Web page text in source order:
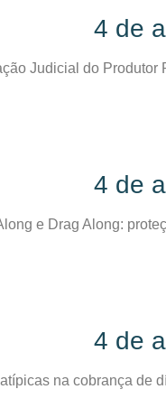
4 de
Judicial do
4 de
e Drag Along:
4 de
na cobrança de